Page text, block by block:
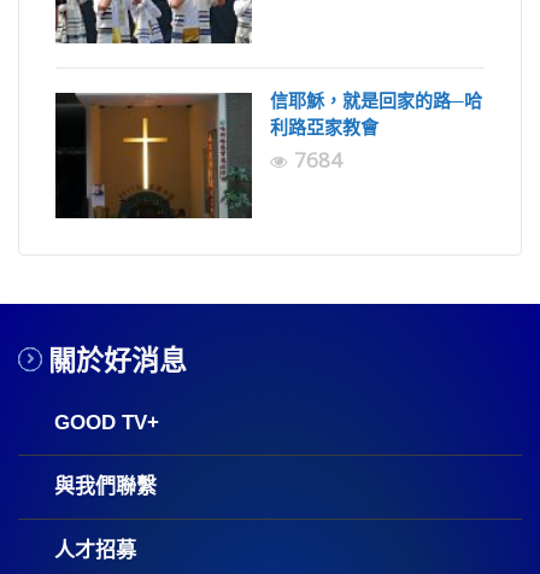
信耶穌，就是回家的路─哈
利路亞家教會
7684
關於好消息
GOOD TV+
與我們聯繫
人才招募